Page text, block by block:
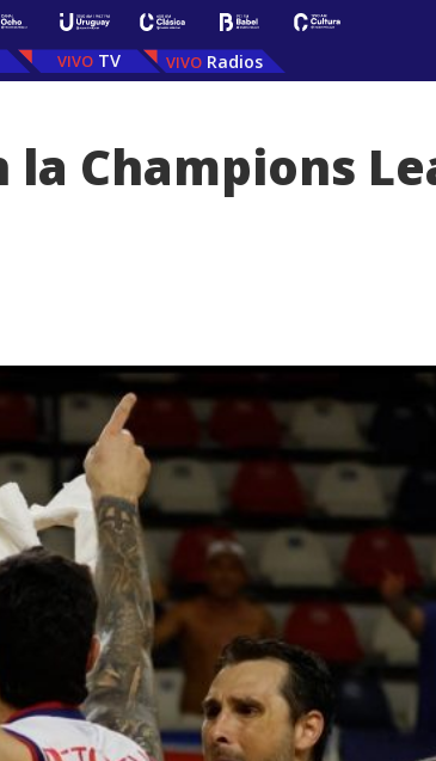
TV Radios
Champions